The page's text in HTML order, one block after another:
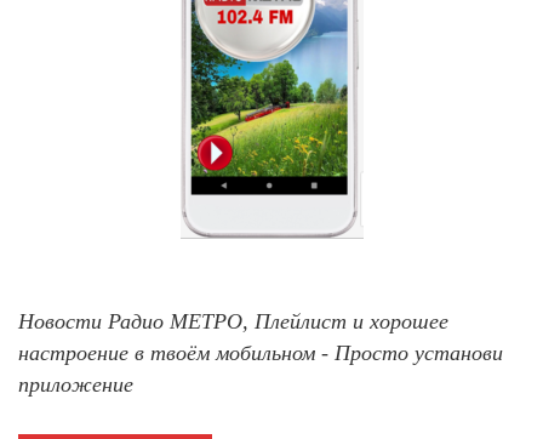
Новости Радио МЕТРО, Плейлист и хорошее
настроение в твоём мобильном - Просто установи
приложение